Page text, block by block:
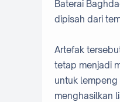
Baterai
dipisah dari
Artefak
tetap menjadi
untuk
menghasilkan